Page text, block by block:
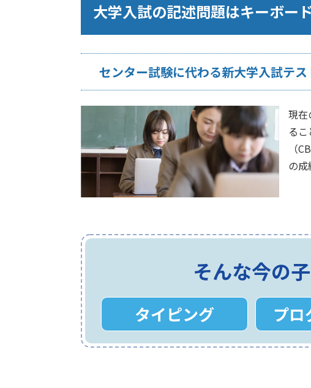
大学入試の記述問題はキーボー
センター試験に代わる新大学入試テ
現在
る
（
の成
そんな今の
タイピング プロ